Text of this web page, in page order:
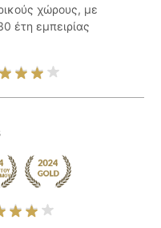
χώρους, με
έτη εμπειρίας